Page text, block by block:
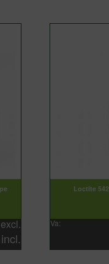
excl.
incl.
Loctite
Va: